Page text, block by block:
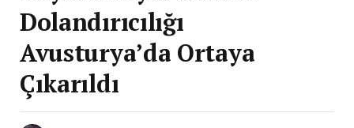
Dolandırıcılığı
Avusturya’da Ortaya
Çıkarıldı